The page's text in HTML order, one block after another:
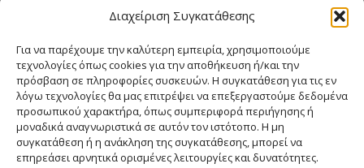
Διαχείριση Συγκατάθεσης
Για να παρέχουμε την καλύτερη εμπειρία, χρησιμοποιούμε
τεχνολογίες όπως cookies για την αποθήκευση ή/και την
πρόσβαση σε πληροφορίες συσκευών. Η συγκατάθεση για τις εν
λόγω τεχνολογίες θα μας επιτρέψει να επεξεργαστούμε δεδομένα
προσωπικού χαρακτήρα, όπως συμπεριφορά περιήγησης ή
μοναδικά αναγνωριστικά σε αυτόν τον ιστότοπο. Η μη
συγκατάθεση ή η ανάκληση της συγκατάθεσης, μπορεί να
επηρεάσει αρνητικά ορισμένες λειτουργίες και δυνατότητες.
Διευθυντής Σύνταξης:ΑΘΑΝΑΣΙΟΣ ΑΝΤΩΝΙΟΥ
ΔικαιούχοςDomain:ΔΗΜΗΤΡΙΑΔΗΣ Θ ΚΑΙ ΣΙΑ ΜΟΝΟΠΡΟΣΩΠΗ ΙΚΕ
Διευθυντής: ΕΥΘΥΜΙΑΤΟΥ ΜΑΡΙΑ
Διαχειριστής:
ΕΥΘΥΜΙΑΤΟΥ ΜΑΡΙΑ
Δήλωση Συμμόρφωσης